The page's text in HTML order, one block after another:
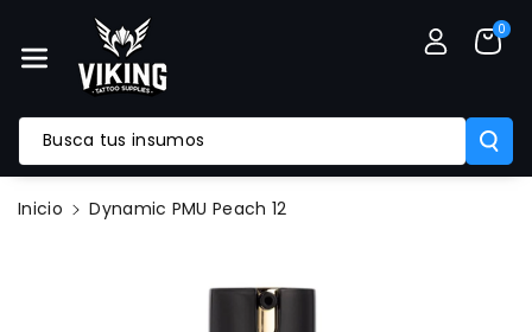
Mente Al
Contenido
Busca tus insumos
0
Inicio Dynamic PMU Peach 12
Ir